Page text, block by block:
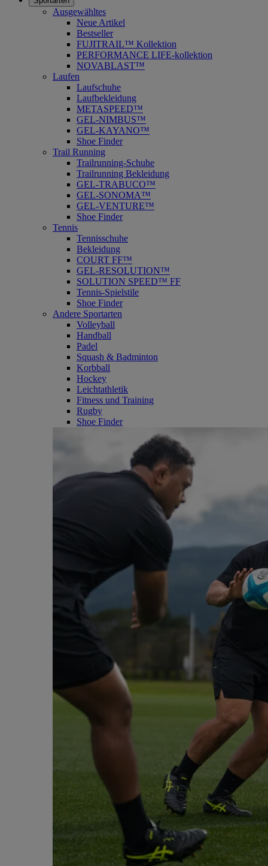
Ausgewähltes
Neue Artikel
Bestseller
FUJITRAIL™ Kollektion
PERFORMANCE LIFE-kollektion
NOVABLAST™
Laufen
Laufschuhe
Laufbekleidung
METASPEED™
GEL-NIMBUS™
GEL-KAYANO™
Shoe Finder
Trail Running
Trailrunning-Schuhe
Trailrunning Bekleidung
GEL-TRABUCO™
GEL-SONOMA™
GEL-VENTURE™
Shoe Finder
Tennis
Tennisschuhe
Bekleidung
COURT FF™
GEL-RESOLUTION™
SOLUTION SPEED™ FF
Tennis-Spielstile
Shoe Finder
Andere Sportarten
Volleyball
Handball
Padel
Squash & Badminton
Korbball
Hockey
Leichtathletik
Fitness und Training
Rugby
Shoe Finder